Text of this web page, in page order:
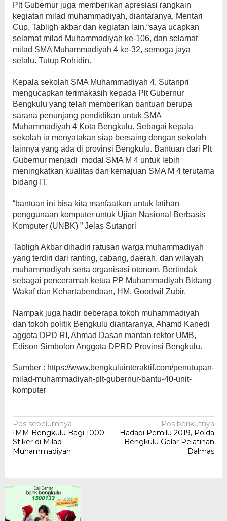
Plt Gubernur juga memberikan apresiasi rangkain
kegiatan milad muhammadiyah, diantaranya, Mentari
Cup, Tabligh akbar dan kegiatan lain.“saya ucapkan
selamat milad Muhammadiyah ke-106, dan selamat
milad SMA Muhammadiyah 4 ke-32, semoga jaya
selalu. Tutup Rohidin.
Kepala sekolah SMA Muhammadiyah 4, Sutanpri
mengucapkan terimakasih kepada Plt Gubernur
Bengkulu yang telah memberikan bantuan berupa
sarana penunjang pendidikan untuk SMA
Muhammadiyah 4 Kota Bengkulu. Sebagai kepala
sekolah ia menyatakan siap bersaing dengan sekolah
lainnya yang ada di provinsi Bengkulu. Bantuan dari Plt
Gubernur menjadi modal SMA M 4 untuk lebih
meningkatkan kualitas dan kemajuan SMA M 4 terutama
bidang IT.
“bantuan ini bisa kita manfaatkan untuk latihan
penggunaan komputer untuk Ujian Nasional Berbasis
Komputer (UNBK) ” Jelas Sutanpri
Tabligh Akbar dihadiri ratusan warga muhammadiyah
yang terdiri dari ranting, cabang, daerah, dan wilayah
muhammadiyah serta organisasi otonom. Bertindak
sebagai penceramah ketua PP Muhammadiyah Bidang
Wakaf dan Kehartabendaan, HM. Goodwil Zubir.
Nampak juga hadir beberapa tokoh muhammadiyah
dan tokoh politik Bengkulu diantaranya, Ahamd Kanedi
aggota DPD RI, Ahmad Dasan mantan rektor UMB,
Edison Simbolon Anggota DPRD Provinsi Bengkulu.
Sumber : https://www.bengkuluinteraktif.com/penutupan-
milad-muhammadiyah-plt-gubernur-bantu-40-unit-
komputer
Navigasi
pos
Pos sebelumnya
IMM Bengkulu Bagi 1000
Stiker di Milad
Muhammadiyah
Pos berikutnya
Hadapi Pemilu 2019, Polda
Bengkulu Gelar Pelatihan
Dalmas